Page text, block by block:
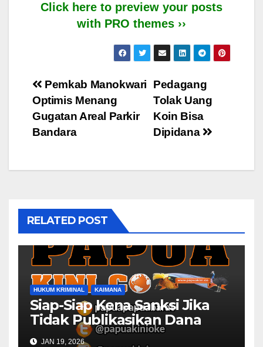
Click here to preview your posts
with PRO themes ››
Post
navigation
Pedagang
Tolak Uang
Koin Bisa
Dipidana
Pemkab Manokwari
Optimis Menang
Gugatan Areal Parkir
Bandara
RELATED POST
HUKUM KRIMINAL KAIMANA
Siap-Siap Kena Sanksi Jika
Tidak Publikasikan Dana
Desa
JAN 19, 2026